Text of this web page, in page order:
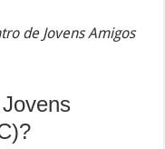
de Jovens Amigos